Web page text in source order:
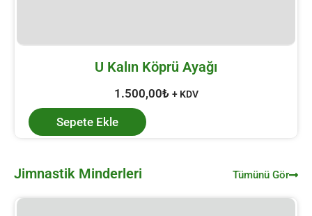
U Kalın Köprü Ayağı
1.500,00₺ + KDV
Sepete Ekle
Jimnastik Minderleri Tümünü Gör